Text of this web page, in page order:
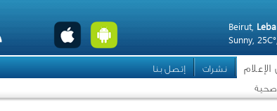
Beirut,
Sunny, 25C°,
نشرات
إتصل بنا
صحية